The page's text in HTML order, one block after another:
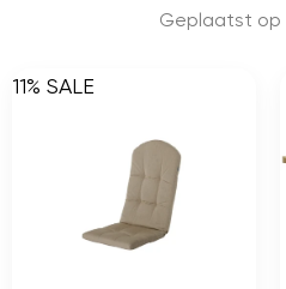
Geplaatst op
11% SALE